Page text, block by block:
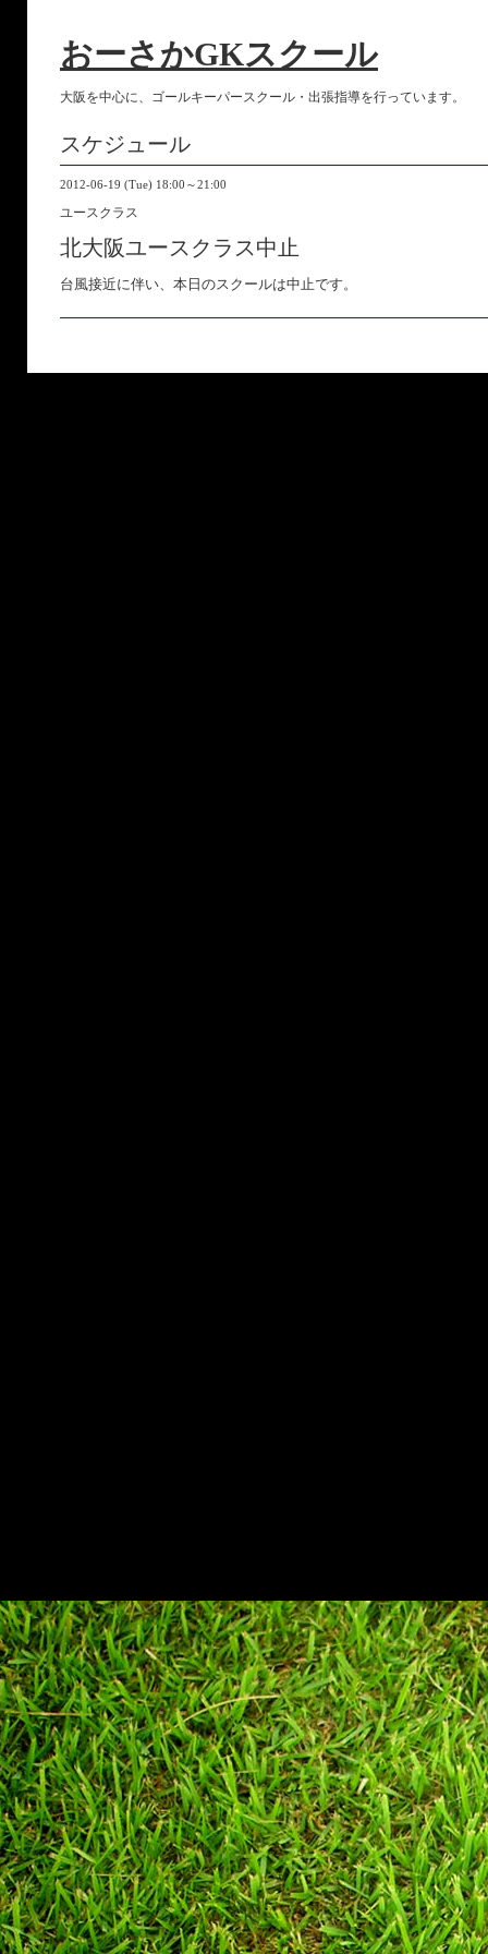
おーさかGKスクール
大阪を中心に、ゴールキーパースクール・出張指導を行っています。
スケジュール
2012-06-19 (Tue) 18:00～21:00
ユースクラス
北大阪ユースクラス中止
台風接近に伴い、本日のスクールは中止です。